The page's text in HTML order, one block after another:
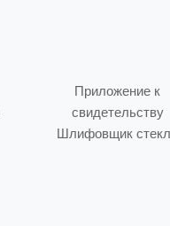
Приложение к
свидетельству
Шлифовщик